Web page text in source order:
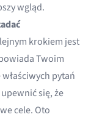
wgląd.
krokiem jest
Twoim
pytań
się, że
cele. Oto